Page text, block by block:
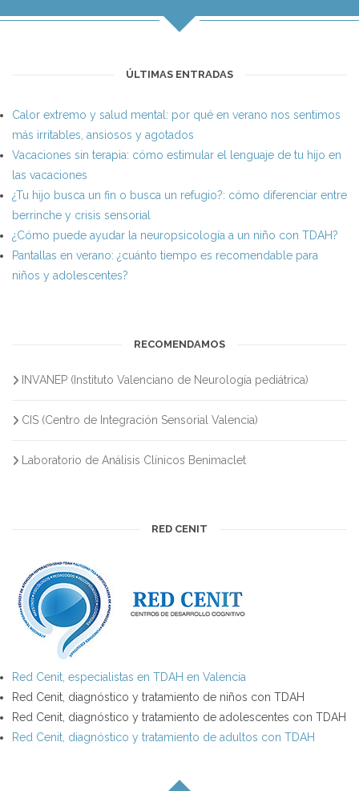
ÚLTIMAS ENTRADAS
Calor extremo y salud mental: por qué en verano nos sentimos
más irritables, ansiosos y agotados
Vacaciones sin terapia: cómo estimular el lenguaje de tu hijo en
las vacaciones
¿Tu hijo busca un fin o busca un refugio?: cómo diferenciar entre
berrinche y crisis sensorial
¿Cómo puede ayudar la neuropsicología a un niño con TDAH?
Pantallas en verano: ¿cuánto tiempo es recomendable para
niños y adolescentes?
RECOMENDAMOS
INVANEP (Instituto Valenciano de Neurología pediátrica)
CIS (Centro de Integración Sensorial Valencia)
Laboratorio de Análisis Clínicos Benimaclet
RED CENIT
Red Cenit, especialistas en TDAH en Valencia
Red Cenit, diagnóstico y tratamiento de niños con TDAH
Red Cenit, diagnóstico y tratamiento de adolescentes con TDAH
Red Cenit, diagnóstico y tratamiento de adultos con TDAH